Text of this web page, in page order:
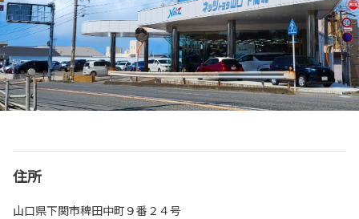
住所
山口県下関市稗田中町９番２４号